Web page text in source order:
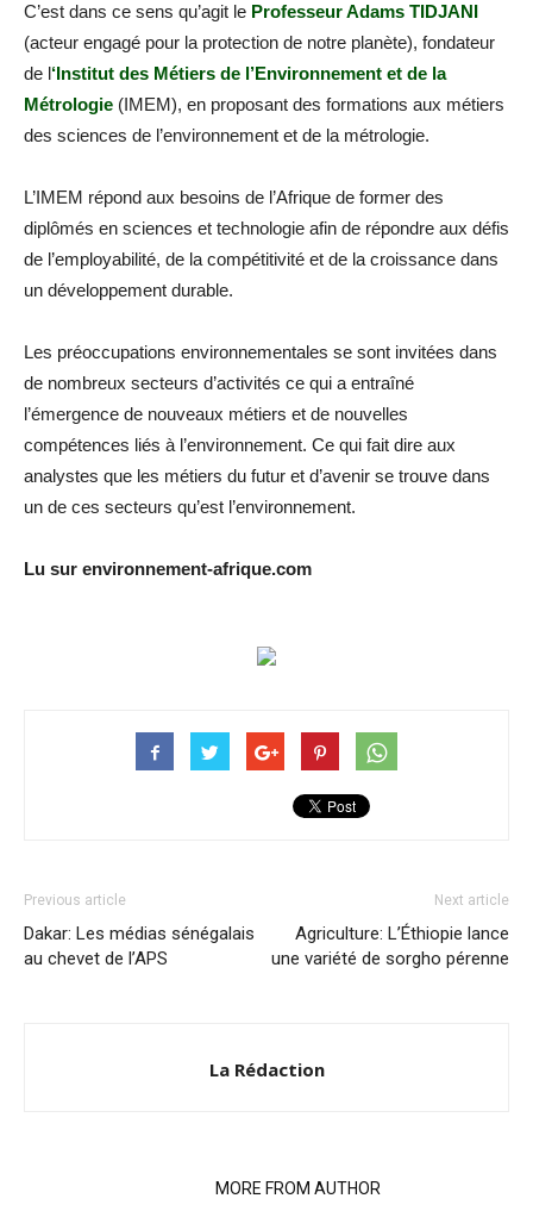
C’est dans ce sens qu’agit le Professeur Adams TIDJANI
(acteur engagé pour la protection de notre planète), fondateur
de l‘Institut des Métiers de l’Environnement et de la
Métrologie (IMEM), en proposant des formations aux métiers
des sciences de l’environnement et de la métrologie.
L’IMEM répond aux besoins de l’Afrique de former des
diplômés en sciences et technologie afin de répondre aux défis
de l’employabilité, de la compétitivité et de la croissance dans
un développement durable.
Les préoccupations environnementales se sont invitées dans
de nombreux secteurs d’activités ce qui a entraîné
l’émergence de nouveaux métiers et de nouvelles
compétences liés à l’environnement. Ce qui fait dire aux
analystes que les métiers du futur et d’avenir se trouve dans
un de ces secteurs qu’est l’environnement.
Lu sur environnement-afrique.com
Previous article
Dakar: Les médias sénégalais
au chevet de l’APS
Next article
Agriculture: L’Éthiopie lance
une variété de sorgho pérenne
La Rédaction
MORE FROM AUTHOR